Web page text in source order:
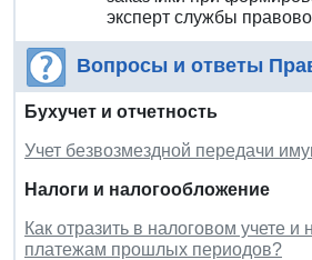
эксперт службы
Вопросы и ответы
Бухучет и отчетность
Учет безвозмездной передачи
Налоги и налогообложение
Как отразить в налоговом учете
платежам прошлых периодов?